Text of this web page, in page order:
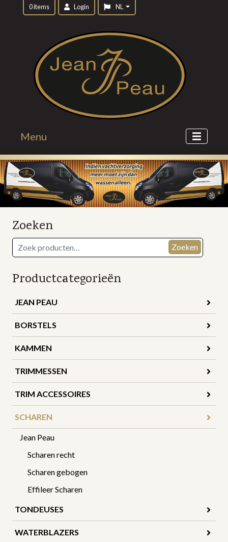
0 items Login NL
Menu
Zoeken
Zoeken
naar:
Zoeken
Productcategorieën
JEAN PEAU
BORSTELS
KAMMEN
TRIMMESSEN
TRIM ACCESSOIRES
SCHAREN
Jean Peau
Scharen recht
Scharen gebogen
Effileer Scharen
TONDEUSES
WATERBLAZERS